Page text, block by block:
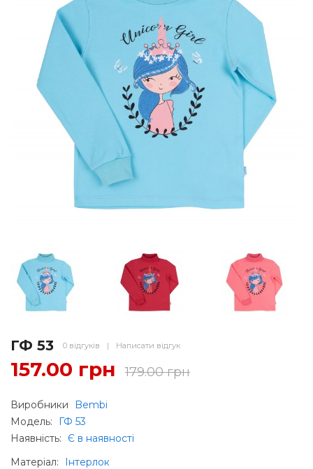
ГФ 53 0 відгуків | Написати відгук
157.00 грн 179.00 грн
Виробники
Bembi
Модель:
ГФ 53
Наявність:
Є в наявності
Матеріал:
Інтерлок